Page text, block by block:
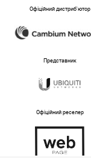
Офіційний дистриб'ютор
Представник
Офіційний реселер